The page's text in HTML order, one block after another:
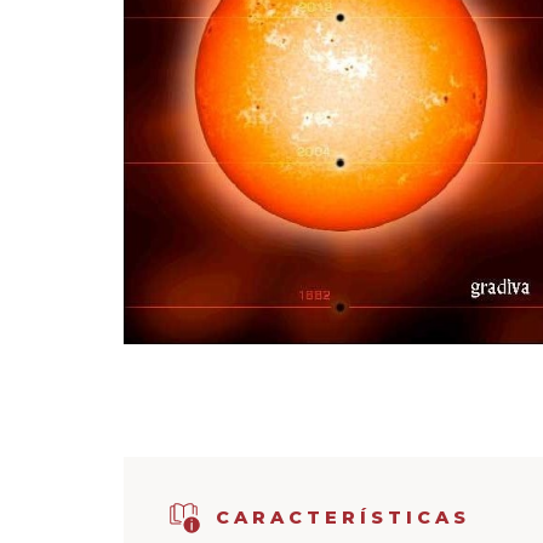
CARACTERÍSTICAS